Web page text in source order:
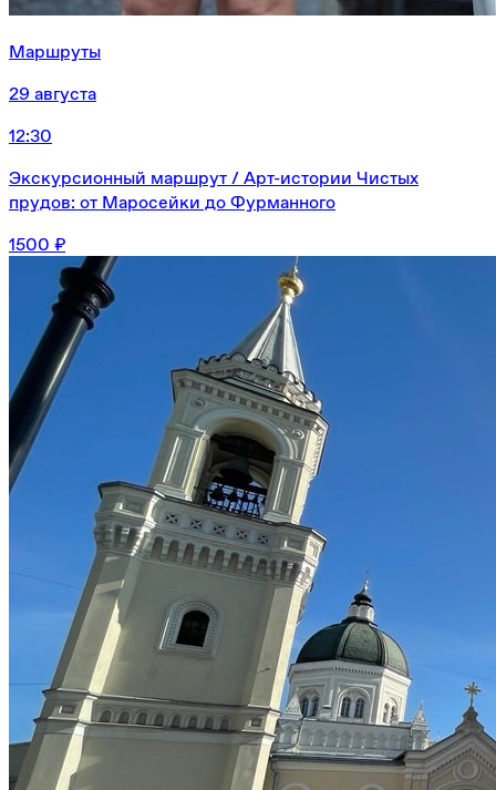
Маршруты
29 августа
12:30
Экскурсионный маршрут / Арт-истории Чистых
прудов: от Маросейки до Фурманного
1500 ₽